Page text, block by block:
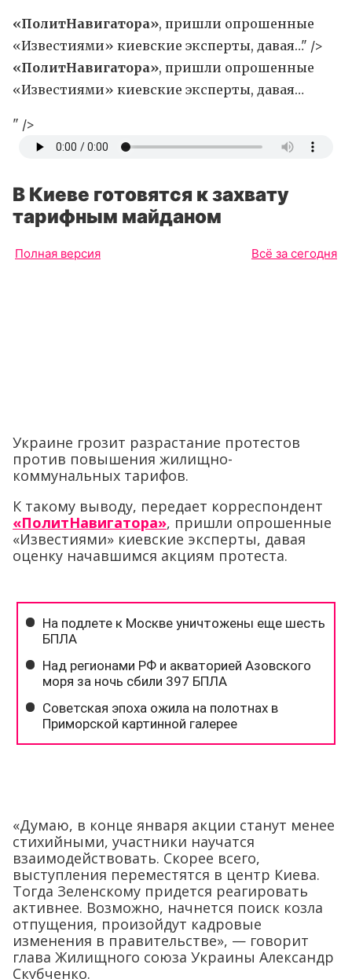
«ПолитНавигатора», пришли опрошенные
«Известиями» киевские эксперты, давая…" />
«ПолитНавигатора», пришли опрошенные
«Известиями» киевские эксперты, давая…
" />
В Киеве готовятся к захвату
тарифным майданом
Полная версия Всё за сегодня
Украине грозит разрастание протестов
против повышения жилищно-
коммунальных тарифов.
К такому выводу, передает корреспондент
«ПолитНавигатора», пришли опрошенные
«Известиями» киевские эксперты, давая
оценку начавшимся акциям протеста.
«Думаю, в конце января акции станут менее
стихийными, участники научатся
взаимодействовать. Скорее всего,
выступления переместятся в центр Киева.
Тогда Зеленскому придется реагировать
активнее. Возможно, начнется поиск козла
отпущения, произойдут кадровые
изменения в правительстве», — говорит
глава Жилищного союза Украины Александр
Скубченко.